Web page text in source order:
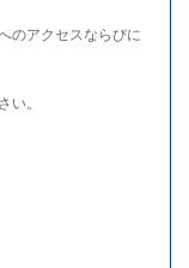
のアクセスならびに
い。